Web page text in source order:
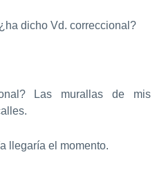
dicho Vd. correccional?
Las murallas de mis
llegaría el momento.